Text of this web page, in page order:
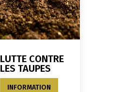
LUTTE CONTRE
LES TAUPES
INFORMATION